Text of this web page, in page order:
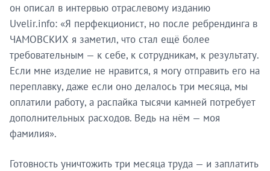
он описал в интервью отраслевому изданию
Uvelir.info: «Я перфекционист, но после ребрендинга в
ЧАМОВСКИХ я заметил, что стал ещё более
требовательным — к себе, к сотрудникам, к результату.
Если мне изделие не нравится, я могу отправить его на
переплавку, даже если оно делалось три месяца, мы
оплатили работу, а распайка тысячи камней потребует
дополнительных расходов. Ведь на нём — моя
фамилия».
Готовность уничтожить три месяца труда — и заплатить